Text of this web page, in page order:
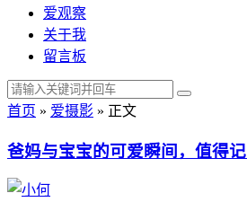
爱观察
关于我
留言板
首页 » 爱摄影 » 正文
爸妈与宝宝的可爱瞬间，值得